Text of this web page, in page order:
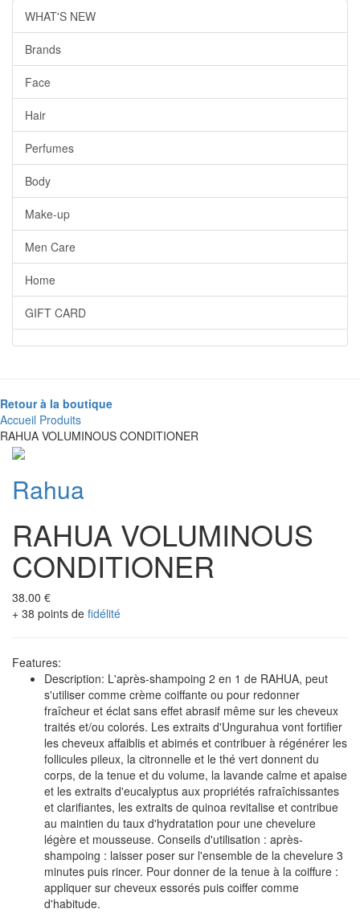
WHAT'S NEW
Brands
Face
Hair
Perfumes
Body
Make-up
Men Care
Home
GIFT CARD
Retour à la boutique
Accueil Produits
RAHUA VOLUMINOUS CONDITIONER
Rahua
RAHUA VOLUMINOUS
CONDITIONER
38.00 €
+ 38 points de fidélité
Features:
Description: L'après-shampoing 2 en 1 de RAHUA, peut
s'utiliser comme crème coiffante ou pour redonner
fraîcheur et éclat sans effet abrasif même sur les cheveux
traités et/ou colorés. Les extraits d'Ungurahua vont fortifier
les cheveux affaiblis et abimés et contribuer à régénérer les
follicules pileux, la citronnelle et le thé vert donnent du
corps, de la tenue et du volume, la lavande calme et apaise
et les extraits d'eucalyptus aux propriétés rafraîchissantes
et clarifiantes, les extraits de quinoa revitalise et contribue
au maintien du taux d'hydratation pour une chevelure
légère et mousseuse. Conseils d'utilisation : après-
shampoing : laisser poser sur l'ensemble de la chevelure 3
minutes puis rincer. Pour donner de la tenue à la coiffure :
appliquer sur cheveux essorés puis coiffer comme
d'habitude.